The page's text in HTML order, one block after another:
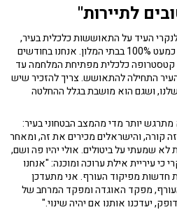
לתיירות"
העיד על התאוששות כלכלית בעיר,
העיקר בתחום התיירות: "התפוסה כמעט 100% בבתי המלון. אנחנו בחודשים
קטסטרופה כלכלית מפתיחת המלחמה עד
התחילה להתאושש. צריך להזכיר שיש
ושגם הוא מושבת בגלל ההחלטה
יותר מדי מהמצב הבטחוני בעיר:
קורה, והישראלים מכירים את זה, ומאחר
שמעתי על ביטולים. אולי יהיו פה ושם,
כי עיריית אילת ערוכה ומוכנה: "אנחנו
חדשות מפיקוד העורף. אני מתעדכן
מפקד האוגדה ומפקד המרחב של
יעדכנו אותנו אם יהיה שינוי."